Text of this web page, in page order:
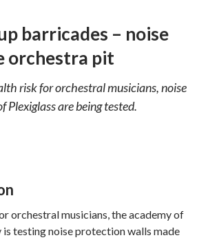
barricades – noise
orchestra pit
risk for orchestral musicians, noise
are being tested.
orchestral musicians, the academy of
testing noise protection walls made